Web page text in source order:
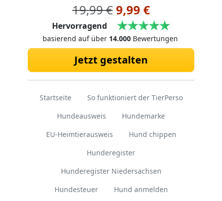
19,99 €9,99 €
Hervorragend
basierend auf über 14.000Bewertungen
Jetzt gestalten
Startseite
So funktioniert der TierPerso
Hundeausweis
Hundemarke
EU-Heimtierausweis
Hund chippen
Hunderegister
Hunderegister Niedersachsen
Hundesteuer
Hund anmelden